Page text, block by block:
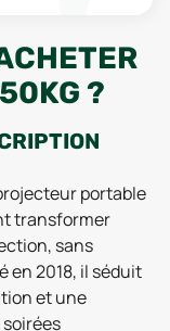
?
portable
transformer
sans
en 2018, il séduit
et une